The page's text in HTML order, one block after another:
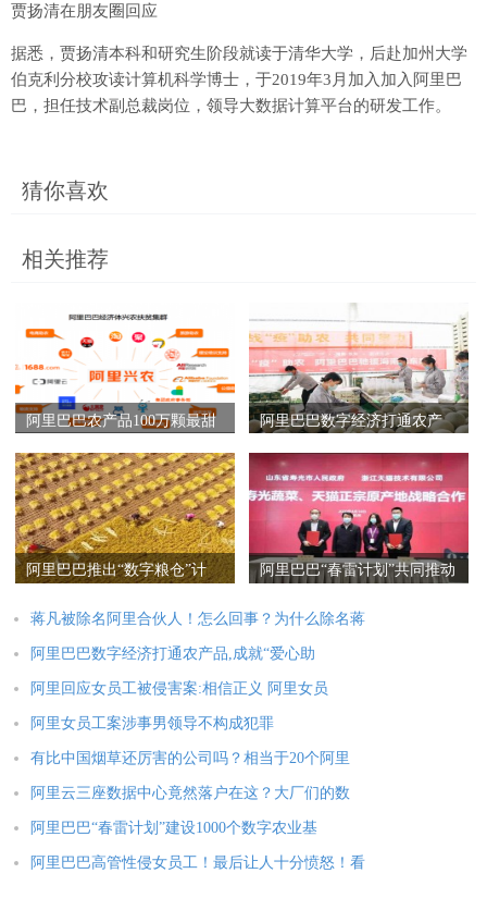
贾扬清在朋友圈回应
据悉，贾扬清本科和研究生阶段就读于清华大学，后赴加州大学
伯克利分校攻读计算机科学博士，于2019年3月加入加入阿里巴
巴，担任技术副总裁岗位，领导大数据计算平台的研发工作。
猜你喜欢
相关推荐
阿里巴巴农产品100万颗最甜
归脐橙
阿里巴巴数字经济打通农产
台
阿里巴巴推出“数字粮仓”计
食农产品！
阿里巴巴“春雷计划”共同推动
蒋凡被除名阿里合伙人！怎么回事？为什么除名蒋
阿里巴巴数字经济打通农产品,成就“爱心助
阿里回应女员工被侵害案:相信正义 阿里女员
阿里女员工案涉事男领导不构成犯罪
有比中国烟草还厉害的公司吗？相当于20个阿里
阿里云三座数据中心竟然落户在这？大厂们的数
阿里巴巴“春雷计划”建设1000个数字农业基
阿里巴巴高管性侵女员工！最后让人十分愤怒！看